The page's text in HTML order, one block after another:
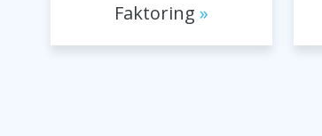
Faktoring